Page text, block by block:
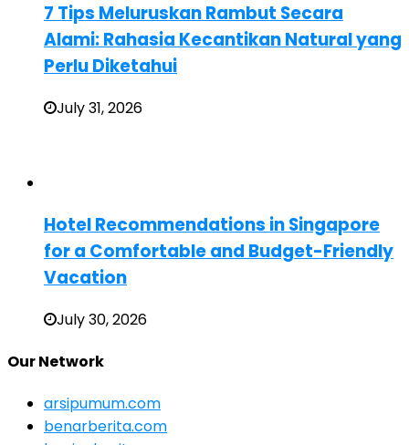
7 Tips Meluruskan Rambut Secara
Alami: Rahasia Kecantikan Natural yang
Perlu Diketahui
July 31, 2026
Hotel Recommendations in Singapore
for a Comfortable and Budget-Friendly
Vacation
July 30, 2026
Our Network
arsipumum.com
benarberita.com